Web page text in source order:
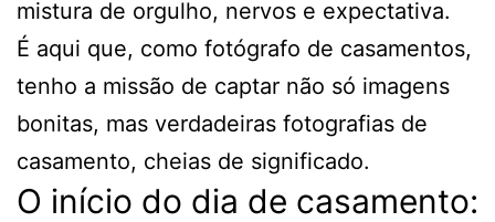
mistura de orgulho, nervos e expectativa.
É aqui que, como fotógrafo de casamentos,
tenho a missão de captar não só imagens
bonitas, mas verdadeiras fotografias de
casamento, cheias de significado.
O início do dia de casamento: